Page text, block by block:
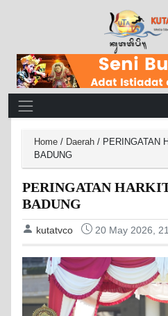
Main Navigation
Home / Daerah / PERINGATAN
BADUNG
PERINGATAN
BADUNG
kutatvco 20 May 2026,